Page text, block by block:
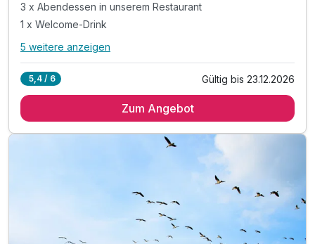
3 x Abendessen in unserem Restaurant
1 x Welcome-Drink
Alle Inklusivleistungen
3 x reichhaltiges Frühstück vom Buffet
inkl. Bademantel & Leihbadetasche im Zimmer
Nutzung der Ruhe- und Liegebereiche & Fitnessraum
Spa-Wert von € 20,00 p.P. (vor Anreise buchen)
inkl. Nutzung des beheizten Innen- und Außenpools
inkl. Nutzung von drei Saunen im Hause
5 weitere anzeigen
5,4 / 6 Gültig bis 23.12.2026
Zum Angebot